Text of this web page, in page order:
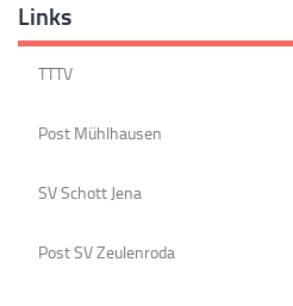
Links
TTTV
Post Mühlhausen
SV Schott Jena
Post SV Zeulenroda